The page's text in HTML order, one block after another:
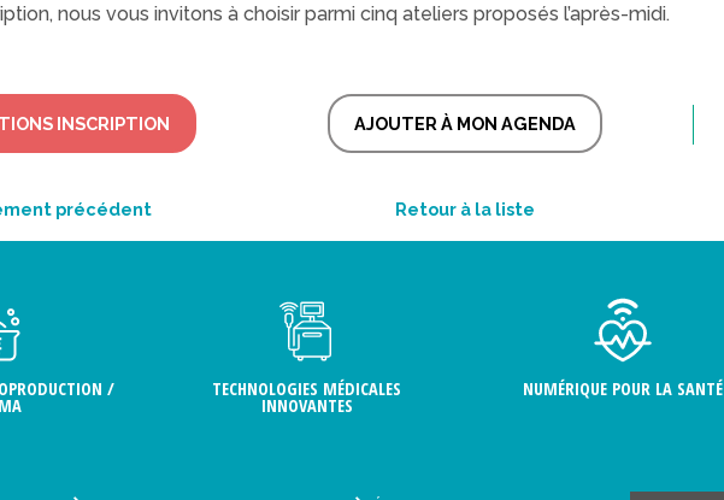
nous vous invitons à choisir parmi cinq ateliers proposés l’après-midi.
INSCRIPTION AJOUTER À MON AGENDA
précédent Retour à la liste
/ TECHNOLOGIES MÉDICALES
INNOVANTES
NUMÉRIQUE POUR LA SANTÉ